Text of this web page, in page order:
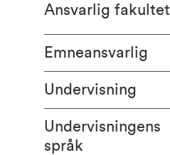
Ansvarlig fakultet
Emneansvarlig
Undervisning
Undervisningens
språk